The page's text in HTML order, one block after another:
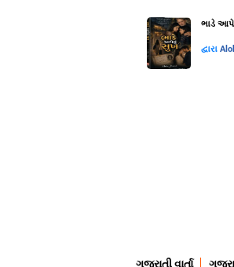
ભાડે
દ્વારા
ગુજરાતી વાર્તા